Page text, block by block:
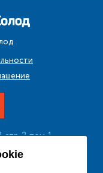
стр. 2, пом. 1
13